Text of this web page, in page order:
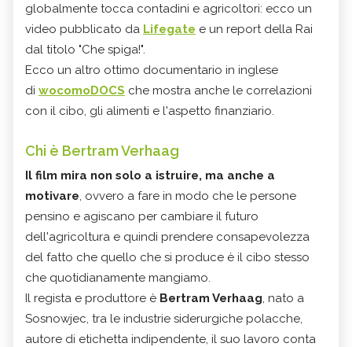
globalmente tocca contadini e agricoltori: ecco un
video pubblicato da Lifegate e un report della Rai
dal titolo "Che spiga!".
Ecco un altro ottimo documentario in inglese
di wocomoDOCS che mostra anche le correlazioni
con il cibo, gli alimenti e l'aspetto finanziario.
Chi è Bertram Verhaag
Il film mira non solo a istruire, ma anche a
motivare, ovvero a fare in modo che le persone
pensino e agiscano per cambiare il futuro
dell'agricoltura e quindi prendere consapevolezza
del fatto che quello che si produce è il cibo stesso
che quotidianamente mangiamo.
Il regista e produttore è Bertram Verhaag, nato a
Sosnowjec, tra le industrie siderurgiche polacche,
autore di etichetta indipendente, il suo lavoro conta